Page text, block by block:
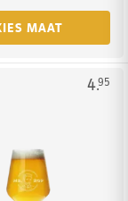
MAAT
4.95